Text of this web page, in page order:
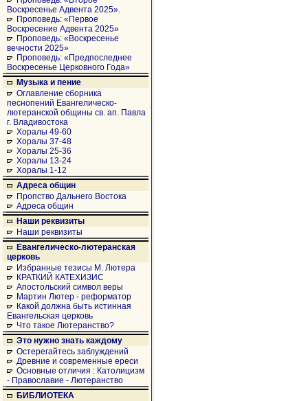
Воскресенье Адвента 2025».
Проповедь: «Первое
Воскресение Адвента 2025»
Проповедь: «Воскресенье
вечности 2025»
Проповедь: «Предпоследнее
Воскресенье Церковного Года»
Музыка и пение
Оглавление сборника
песнопений Евангелическо-
лютеранской общины св. ап. Павла
г. Владивостока
Хоралы 49-60
Хоралы 37-48
Хоралы 25-36
Хоралы 13-24
Хоралы 1-12
Адреса общин
Пропство Дальнего Востока
Адреса общин
Наши реквизиты
Наши реквизиты
Евангелическо-лютеранская
церковь
Избранные тезисы М. Лютера
КРАТКИЙ КАТЕХИЗИС
Апостольский символ веры
Мартин Лютер - реформатор
Какой должна быть истинная
Евангельская церковь
Что такое Лютеранство?
Это нужно знать каждому
Остерегайтесь заблуждений
Древние и современные ереси
Основные отличия : Католицизм
- Православие - Лютеранство
БИБЛИОТЕКА